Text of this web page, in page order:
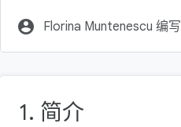
account_circle Florina Muntenescu 编写
1. 简介